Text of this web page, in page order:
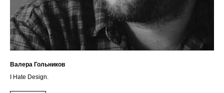
Валера Гольников
I Hate Design.